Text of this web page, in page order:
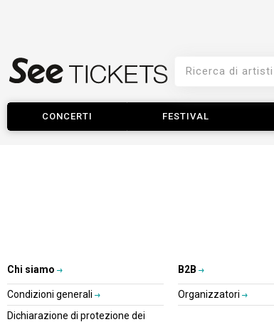
CONCERTI FESTIVAL
Chi siamo
Condizioni generali
Dichiarazione di protezione dei
B2B
Organizzatori